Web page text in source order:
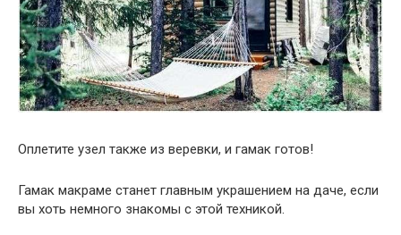
Оплетите узел также из веревки, и гамак готов!
Гамак макраме станет главным украшением на даче, если
вы хоть немного знакомы с этой техникой.